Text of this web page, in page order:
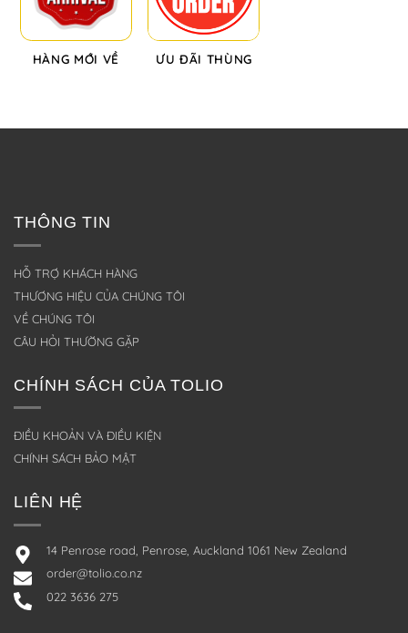
HÀNG MỚI VỀ ƯU ĐÃI THÙNG
THÔNG TIN
HỖ TRỢ KHÁCH HÀNG
THƯƠNG HIỆU CỦA CHÚNG TÔI
VỀ CHÚNG TÔI
CÂU HỎI THƯỜNG GẶP
CHÍNH SÁCH CỦA TOLIO
ĐIỀU KHOẢN VÀ ĐIỀU KIỆN
CHÍNH SÁCH BẢO MẬT
LIÊN HỆ
14 Penrose road, Penrose, Auckland 1061 New Zealand
order@tolio.co.nz
022 3636 275